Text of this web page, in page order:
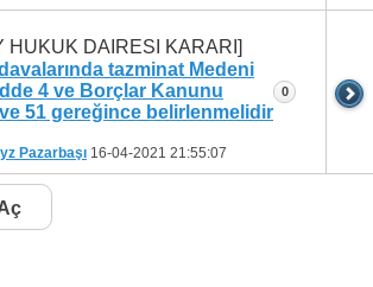
HUKUK DAIRESI KARARI]
tazminat Medeni
4 ve Borçlar Kanunu
51 gereğince belirlenmelidir
Pazarbaşı 16-04-2021 21:55:07
0